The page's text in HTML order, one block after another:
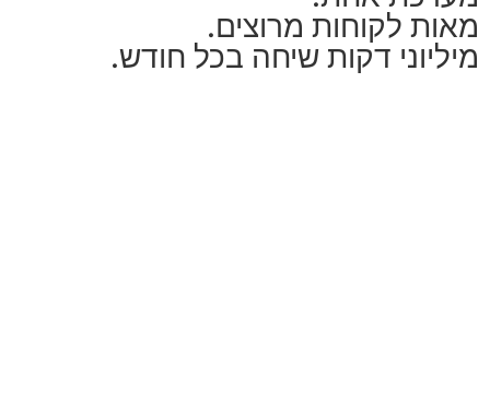
מאות לקוחות מרוצים.
מיליוני דקות שיחה בכל חודש.